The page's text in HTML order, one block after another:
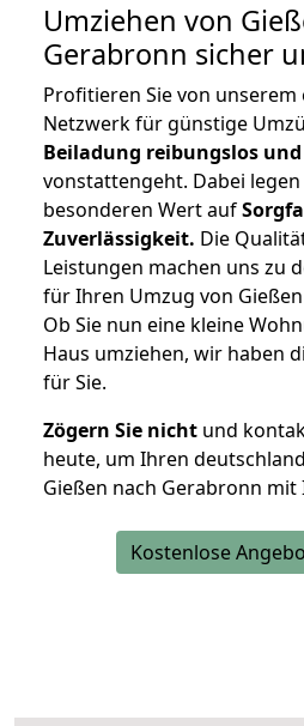
Umziehen von
Gerabronn sicher
Profitieren Sie von
Netzwerk für günstige
Beiladung reibungslos
vonstattengeht. Dabei
besonderen Wert auf
Zuverlässigkeit. Die
Leistungen machen uns zu
für Ihren Umzug von
Ob Sie nun eine kleine
Haus umziehen, wir haben
für Sie.
Zögern Sie nicht und
heute, um Ihren
Gießen nach Gerabronn mit
Kostenlose